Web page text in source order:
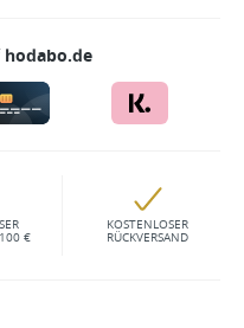
hodabo.de
€
KOSTENLOSER
RÜCKVERSAND